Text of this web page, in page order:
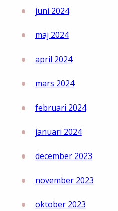
juni 2024
maj 2024
april 2024
mars 2024
februari 2024
januari 2024
december 2023
november 2023
oktober 2023